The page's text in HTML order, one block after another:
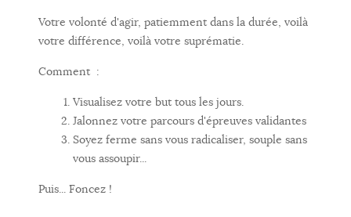
Votre volonté d'agir, patiemment dans la durée, voilà
votre différence, voilà votre suprématie.
Comment :
Visualisez votre but tous les jours.
Jalonnez votre parcours d'épreuves validantes
Soyez ferme sans vous radicaliser, souple sans
vous assoupir...
Puis... Foncez !